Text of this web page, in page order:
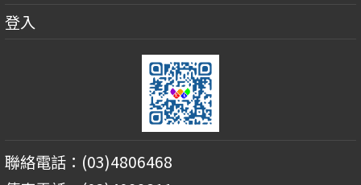
登入
聯絡電話：(03)4806468